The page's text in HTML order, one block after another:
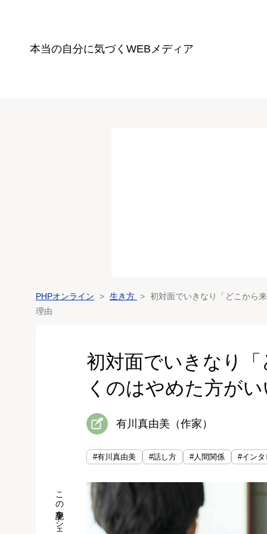
本当の自分に気づく WEBメディア
PHPオンライン 生き方
初対面でいきなり「どこから
理由
初対面でいきなり
くのはやめた方が
有川真由美（作家）
#有川真由美 #話し方 #人間関係 #イン
この記事をシェア